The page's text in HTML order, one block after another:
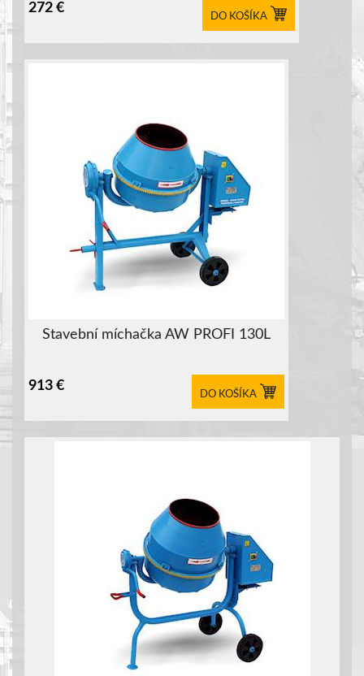
272 €
DO KOŠÍKA
Stavební míchačka AW PROFI 130L
913 €
DO KOŠÍKA